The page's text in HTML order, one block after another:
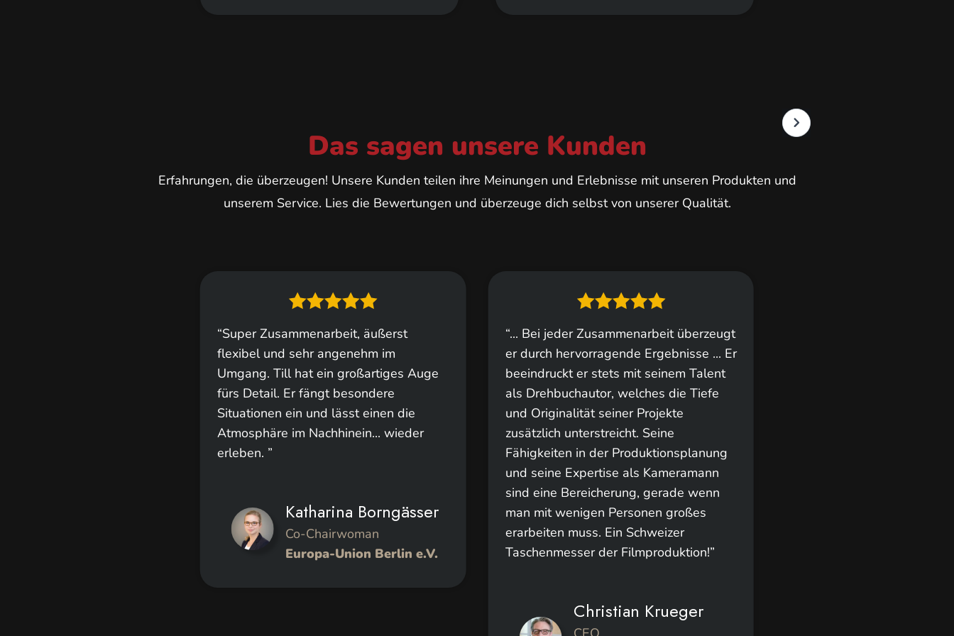
Das sagen unsere Kunden
Erfahrungen, die überzeugen! Unsere Kunden teilen ihre Meinungen und Erlebnisse mit unseren Produkten und
unserem Service. Lies die Bewertungen und überzeuge dich selbst von unserer Qualität.
“Super Zusammenarbeit, äußerst
flexibel und sehr angenehm im
Umgang. Till hat ein großartiges Auge
fürs Detail. Er fängt besondere
Situationen ein und lässt einen die
Atmosphäre im Nachhinein... wieder
erleben. ”
Katharina Borngässer
Co-Chairwoman
Europa-Union Berlin e.V.
“... Bei jeder Zusammenarbeit überzeugt
er durch hervorragende Ergebnisse ... Er
beeindruckt er stets mit seinem Talent
als Drehbuchautor, welches die Tiefe
und Originalität seiner Projekte
zusätzlich unterstreicht. Seine
Fähigkeiten in der Produktionsplanung
und seine Expertise als Kameramann
sind eine Bereicherung, gerade wenn
man mit wenigen Personen großes
erarbeiten muss. Ein Schweizer
Taschenmesser der Filmproduktion!”
Christian Krueger